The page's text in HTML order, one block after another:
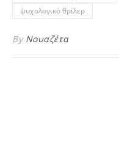
ψυχολογικό θρίλερ
By Νουαζέτα